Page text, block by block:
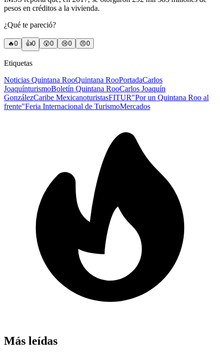
pesos en créditos a la vivienda.
¿Qué te pareció?
🔥0 👍0 😲0 😢0 😠0
Etiquetas
Noticias Quintana RooQuintana RooPortadaCarlos
JoaquínturismoBoletín Quintana RooCarlos Joaquín
GonzálezCaribe MexicanoturistasFITUR"Por un Quintana Roo al
frente"Feria Internacional de TurismoMercados
Más leídas